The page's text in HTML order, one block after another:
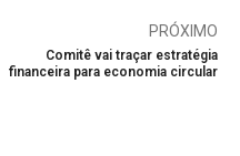
PRÓXIMO
Comitê vai traçar estratégia
financeira para economia circular